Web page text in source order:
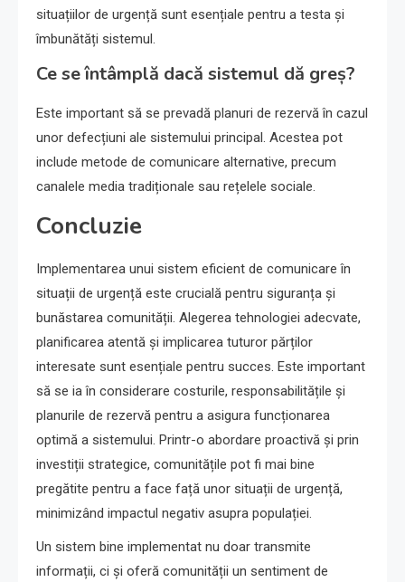
situațiilor de urgență sunt esențiale pentru a testa și
îmbunătăți sistemul.
Ce se întâmplă dacă sistemul dă greș?
Este important să se prevadă planuri de rezervă în cazul
unor defecțiuni ale sistemului principal. Acestea pot
include metode de comunicare alternative, precum
canalele media tradiționale sau rețelele sociale.
Concluzie
Implementarea unui sistem eficient de comunicare în
situații de urgență este crucială pentru siguranța și
bunăstarea comunității. Alegerea tehnologiei adecvate,
planificarea atentă și implicarea tuturor părților
interesate sunt esențiale pentru succes. Este important
să se ia în considerare costurile, responsabilitățile și
planurile de rezervă pentru a asigura funcționarea
optimă a sistemului. Printr-o abordare proactivă și prin
investiții strategice, comunitățile pot fi mai bine
pregătite pentru a face față unor situații de urgență,
minimizând impactul negativ asupra populației.
Un sistem bine implementat nu doar transmite
informații, ci și oferă comunității un sentiment de